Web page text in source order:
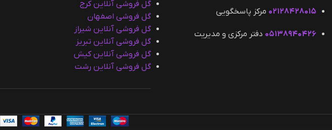
۰۲۱۲۸۴۲۸۰۱۵ مرکز پاسخگویی
۰۵۱۳۸۹۴۰۴۲۶ دفتر مرکزی و مدیریت
گل فروشی آنلاین کرج
گل فروشی اصفهان
گل فروشی آنلاین شیراز
گل فروشی آنلاین تبریز
گل فروشی آنلاین کیش
گل فروشی آنلاین رشت